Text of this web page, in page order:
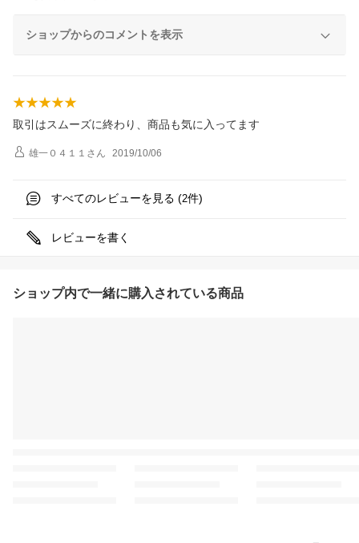
ショップからのコメントを表示
取引はスムーズに終わり、商品も気に入ってます
雄一０４１１ さん 2019/10/06
すべてのレビューを見る (2件)
レビューを書く
ショップ内で一緒に購入されている商品